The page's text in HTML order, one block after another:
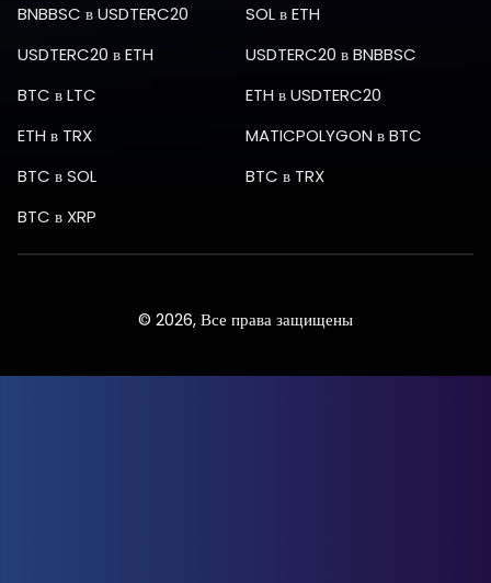
BNBBSC вUSDTERC20 SOLвETH
USDTERC20 вETH USDTERC20 вBNBBSC
BTC вLTC ETH вUSDTERC20
ETH в TRX MATICPOLYGON вBTC
BTC вSOL BTC в TRX
BTC в XRP
© 2026, Все права защищены